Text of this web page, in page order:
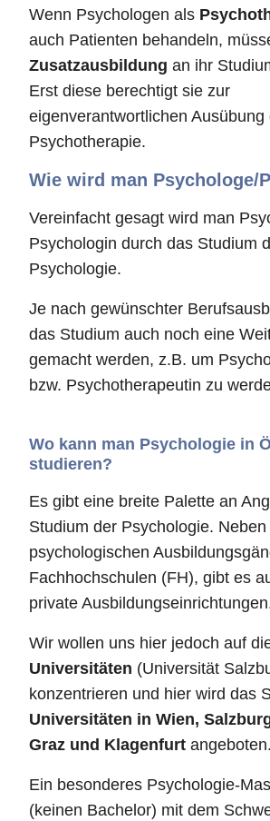
Wenn Psychologen als
auch Patienten behandeln,
Zusatzausbildung an ihr
Erst diese berechtigt sie zur
eigenverantwortlichen Ausübung
Psychotherapie.
Wie wird man Psychologe/
Vereinfacht gesagt wird man
Psychologin durch das Studium
Psychologie.
Je nach gewünschter
das Studium auch noch eine
gemacht werden, z.B. um
bzw. Psychotherapeutin zu
Wo kann man Psychologie in
studieren?
Es gibt eine breite Palette an
Studium der Psychologie. Neben
psychologischen
Fachhochschulen (FH), gibt es
private
Wir wollen uns hier jedoch auf
Universitäten (Universität
konzentrieren und hier wird das
Universitäten in Wien,
Graz und Klagenfurt angeboten.
Ein besonderes Psychologie-
(keinen Bachelor) mit dem